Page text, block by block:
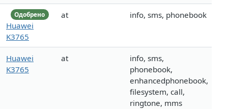
Одобрено
Huawei
K3765
at info, sms, phonebook
Huawei
K3765
at
info, sms,
phonebook,
enhancedphonebook,
filesystem, call,
ringtone, mms